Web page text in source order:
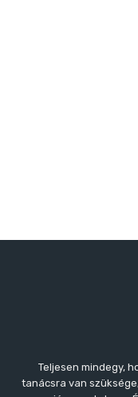
Teljesen mindegy,
tanácsra van